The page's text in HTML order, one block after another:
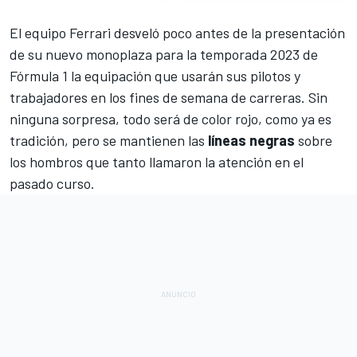
El equipo Ferrari desveló poco antes de la presentación
de su nuevo monoplaza para la temporada 2023 de
Fórmula 1 la equipación que usarán sus pilotos y
trabajadores en los fines de semana de carreras. Sin
ninguna sorpresa, todo será de color rojo, como ya es
tradición, pero se mantienen las líneas negras sobre
los hombros que tanto llamaron la atención en el
pasado curso.